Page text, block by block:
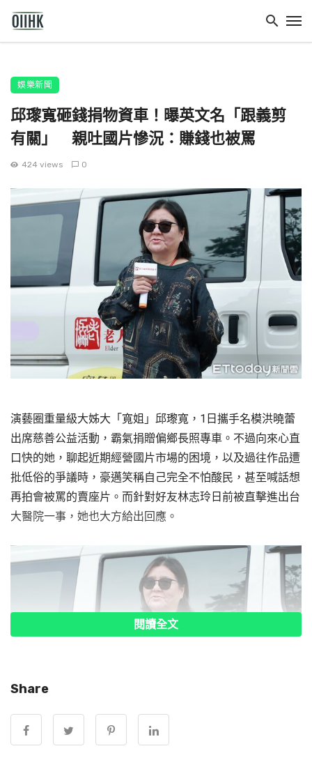
娛樂新聞
邱瓈寬砸錢捐物資車！曝英文名「跟義剪
有關」 親吐國片慘況：賺錢也被罵
424 views 0
演藝圈重量級大姊大「寬姐」邱瓈寬，1日攜手名模洪曉蕾
出席慈善公益活動，霸氣捐贈偏鄉長照專車。不過向來心直
口快的她，聊起近期經營國片市場的困境，以及過往作品遭
批低俗的爭議時，豪邁笑稱自己完全不怕酸民，甚至喊話想
再拍會被罵的賣座片。而針對好友林志玲日前被直擊進出台
大醫院一事，她也大方給出回應。
閱讀全文
Share